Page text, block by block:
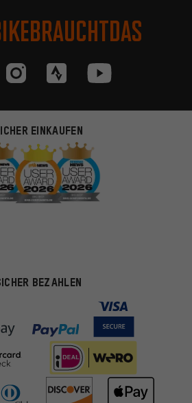
EINKAUFEN
BEZAHLEN